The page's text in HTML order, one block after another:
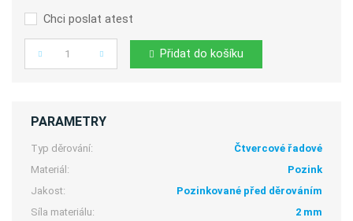
Chci poslat atest
Počet Přidat do košíku
PARAMETRY
Typ děrování:
Čtvercové řadové
Materiál:
Pozink
Jakost:
Pozinkované před děrováním
Síla materiálu:
2 mm